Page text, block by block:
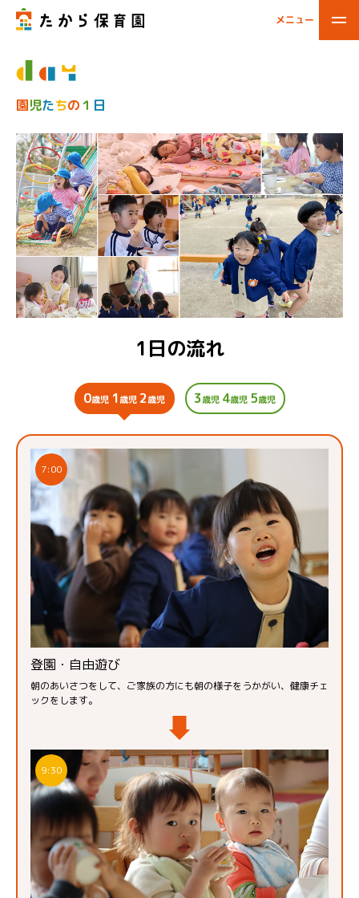
メニュー
園児たちの １ 日
1日の流れ
0歳児 1歳児 2歳児 3歳児 4歳児 5歳児
7:00
登園・自由遊び
朝のあいさつをして、ご家族の方にも朝の様子をうかがい、健康チェ
ックをします。
9:30